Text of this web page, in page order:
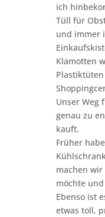
ich
Tüll für
und immer
Klamotten
Unser Weg
genau zu
kauft.
Früher
machen wir
möchte
Ebenso ist
etwas toll,